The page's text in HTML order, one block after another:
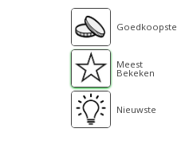
Goedkoopste
Meest
Bekeken
Nieuwste